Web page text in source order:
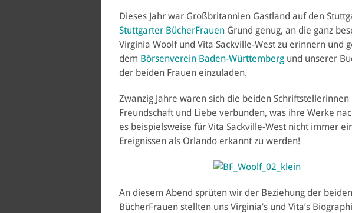
Dieses Jahr war Großbritannien Gastland auf den
Stuttgarter BücherFrauen Grund genug, an die ganz
Virginia Woolf und Vita Sackville-West zu erinnern und
dem Börsenverein Baden-Württemberg und unserer
der beiden Frauen einzuladen.
Zwanzig Jahre waren sich die beiden
Freundschaft und Liebe verbunden, was ihre Werke
es beispielsweise für Vita Sackville-West nicht immer
Ereignissen als Orlando erkannt zu werden!
An diesem Abend sprüten wir der Beziehung der
BücherFrauen stellten uns Virginia’s und Vita’s